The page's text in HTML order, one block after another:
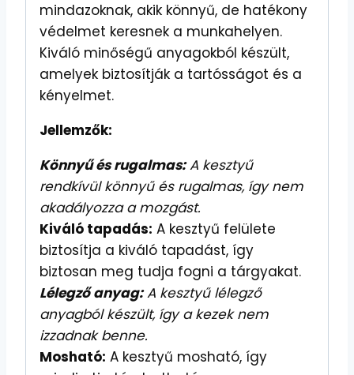
mindazoknak, akik könnyű, de hatékony
védelmet keresnek a munkahelyen.
Kiváló minőségű anyagokból készült,
amelyek biztosítják a tartósságot és a
kényelmet.
Jellemzők:
Könnyű és rugalmas:A kesztyű
rendkívül könnyű és rugalmas, így nem
akadályozza a mozgást.
Kiváló tapadás: A kesztyű felülete
biztosítja a kiváló tapadást, így
biztosan meg tudja fogni a tárgyakat.
Lélegző anyag:A kesztyű lélegző
anyagból készült, így a kezek nem
izzadnak benne.
Mosható: A kesztyű mosható, így